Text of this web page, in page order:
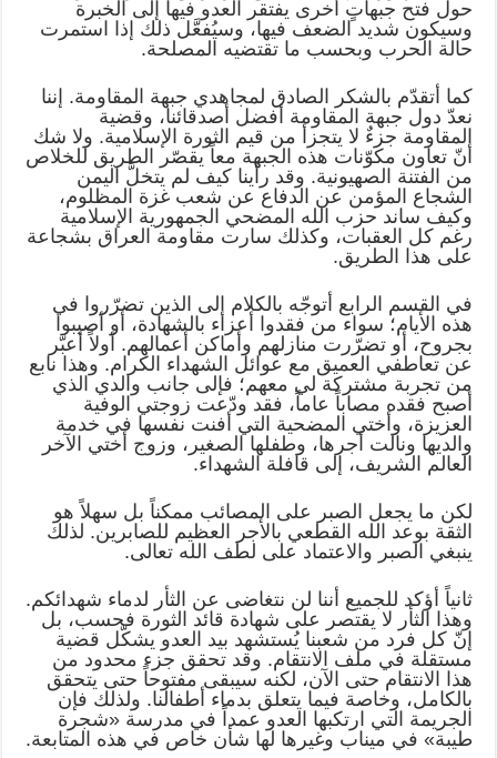
حول فتح جبهاتٍ أخرى يفتقر العدو فيها إلى الخبرة
وسيكون شديد الضعف فيها، وسيُفعَّل ذلك إذا استمرت
حالة الحرب وبحسب ما تقتضيه المصلحة.
كما أتقدّم بالشكر الصادق لمجاهدي جبهة المقاومة. إننا
نعدّ دول جبهة المقاومة أفضل أصدقائنا، وقضية
المقاومة جزءٌ لا يتجزأ من قيم الثورة الإسلامية. ولا شك
أنّ تعاون مكوّنات هذه الجبهة معاً يقصّر الطريق للخلاص
من الفتنة الصهيونية. وقد رأينا كيف لم يتخلَّ اليمن
الشجاع المؤمن عن الدفاع عن شعب غزة المظلوم،
وكيف ساند حزب الله المضحي الجمهورية الإسلامية
رغم كل العقبات، وكذلك سارت مقاومة العراق بشجاعة
على هذا الطريق.
في القسم الرابع أتوجّه بالكلام إلى الذين تضرّروا في
هذه الأيام؛ سواء من فقدوا أعزاء بالشهادة، أو أصيبوا
بجروح، أو تضرّرت منازلهم وأماكن أعمالهم. أولاً أعبّر
عن تعاطفي العميق مع عوائل الشهداء الكرام. وهذا نابع
من تجربة مشتركة لي معهم؛ فإلى جانب والدي الذي
أصبح فقده مصاباً عاماً، فقد ودّعت زوجتي الوفية
العزيزة، وأختي المضحية التي أفنت نفسها في خدمة
والديها ونالت أجرها، وطفلها الصغير، وزوج أختي الآخر
العالم الشريف، إلى قافلة الشهداء.
لكن ما يجعل الصبر على المصائب ممكناً بل سهلاً هو
الثقة بوعد الله القطعي بالأجر العظيم للصابرين. لذلك
ينبغي الصبر والاعتماد على لطف الله تعالى.
ثانياً أؤكد للجميع أننا لن نتغاضى عن الثأر لدماء شهدائكم.
وهذا الثأر لا يقتصر على شهادة قائد الثورة فحسب، بل
إنّ كل فرد من شعبنا يُستشهد بيد العدو يشكّل قضية
مستقلة في ملف الانتقام. وقد تحقق جزء محدود من
هذا الانتقام حتى الآن، لكنه سيبقى مفتوحاً حتى يتحقق
بالكامل، وخاصة فيما يتعلق بدماء أطفالنا. ولذلك فإن
الجريمة التي ارتكبها العدو عمداً في مدرسة «شجرة
طيبة» في ميناب وغيرها لها شأن خاص في هذه المتابعة.